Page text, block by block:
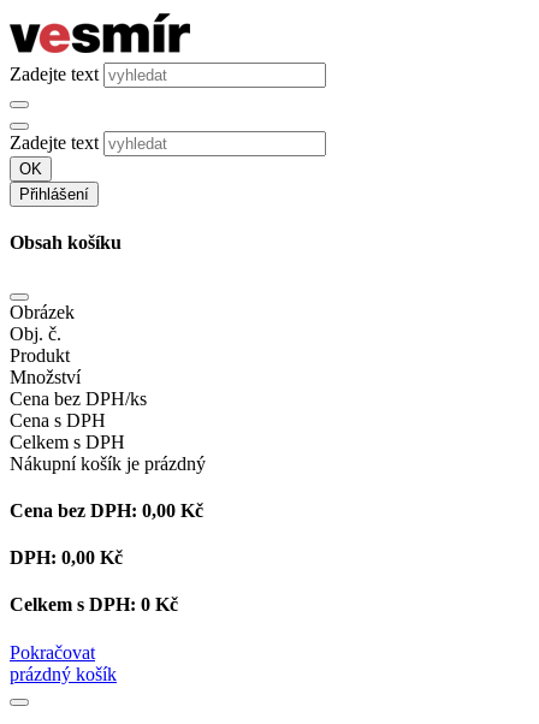
Zadejte text
Zadejte text
OK
Přihlášení
Obsah košíku
Obrázek
Obj. č.
Produkt
Množství
Cena bez DPH/ks
Cena s DPH
Celkem s DPH
Nákupní košík je prázdný
Cena bez DPH: 0,00 Kč
DPH: 0,00 Kč
Celkem s DPH: 0 Kč
Pokračovat
prázdný košík